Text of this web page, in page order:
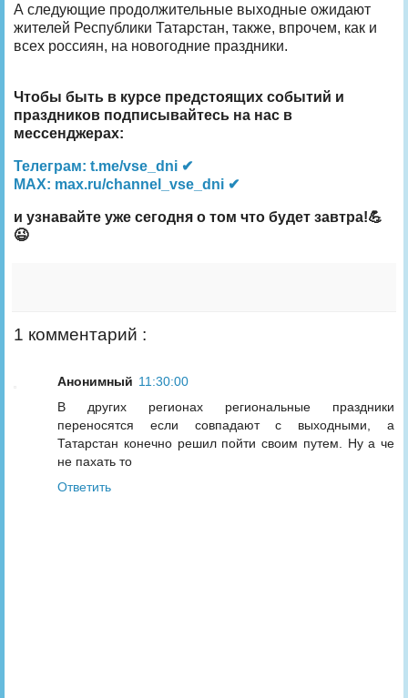
А следующие продолжительные выходные ожидают
жителей Республики Татарстан, также, впрочем, как и
всех россиян, на новогодние праздники.
Чтобы быть в курсе предстоящих событий и
праздников подписывайтесь на нас в
мессенджерах:
Телеграм: t.me/vse_dni ✔
MAX: max.ru/channel_vse_dni ✔
и узнавайте уже сегодня о том что будет завтра!💪
😉
1 комментарий :
Анонимный 11:30:00
В других регионах региональные праздники
переносятся если совпадают с выходными, а
Татарстан конечно решил пойти своим путем. Ну а че
не пахать то
Ответить